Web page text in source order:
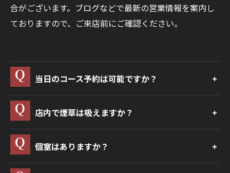
合がございます。ブログなどで最新の営業情報を案内し
ておりますので、ご来店前にご確認ください。
当日のコース予約は可能ですか？
店内で煙草は吸えますか？
個室はありますか？